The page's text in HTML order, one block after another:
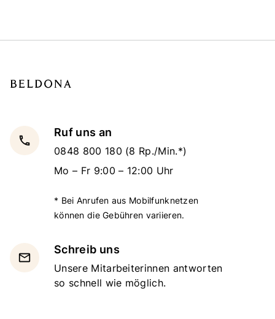
local_phone
Ruf uns an
0848 800 180 (8 Rp./Min.*)
Mo – Fr 9:00 – 12:00 Uhr
* Bei Anrufen aus Mobilfunknetzen
können die Gebühren variieren.
email
Schreib uns
Unsere Mitarbeiterinnen antworten
so schnell wie möglich.